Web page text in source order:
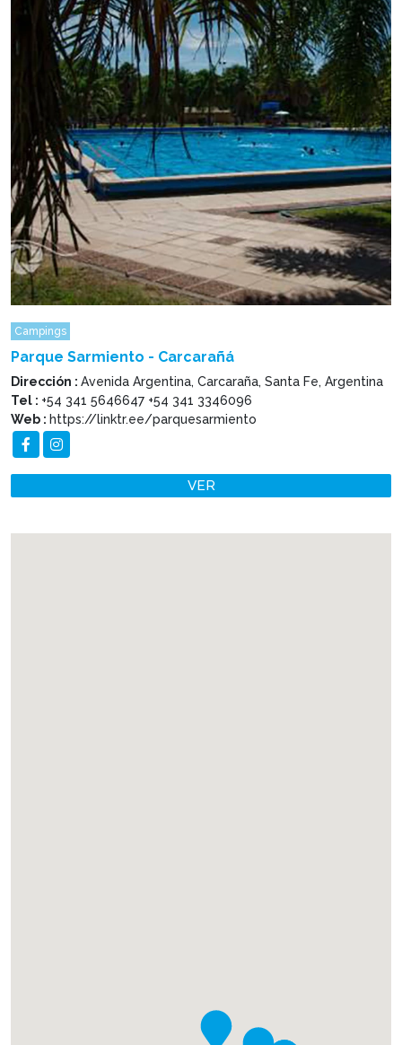
Campings
Parque Sarmiento - Carcarañá
Dirección : Avenida Argentina, Carcaraña, Santa Fe, Argentina
Tel : +54 341 5646647 +54 341 3346096
Web : https://linktr.ee/parquesarmiento
VER